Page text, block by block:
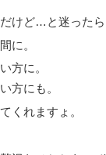
けど…と迷ったら
に。
方に。
方にも。
くれますょ。